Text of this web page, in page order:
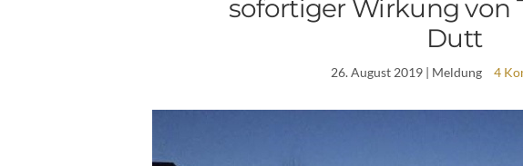
sofortiger Wirkung von
Dutt
26. August 2019| Meldung 4